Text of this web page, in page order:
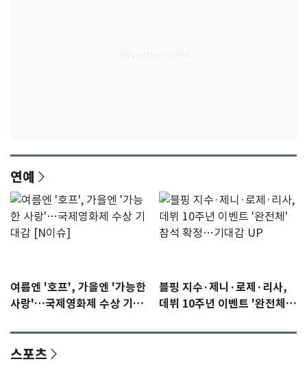
연예
여름엔 '호프', 가을엔 '가능한
사랑'…국제영화제 수상 기대
블핑 지수·제니·로제·리사,
데뷔 10주년 이벤트 '완전체'
스포츠